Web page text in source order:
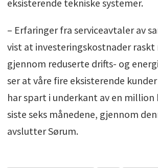
eksisterende tekniske systemer.
– Erfaringer fra serviceavtaler av
vist at investeringskostnader
gjennom reduserte drifts- og
ser at våre fire eksisterende
har spart i underkant av en million
siste seks månedene, gjennom
avslutter Sørum.